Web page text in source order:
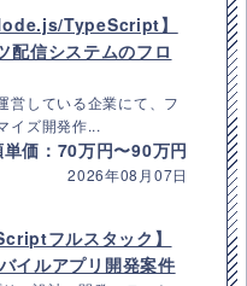
TypeScript】
配信システムのフロ
営している企業にて、フ
イズ開発作...
単価：70万円〜90万円
2026年08月07日
フルスタック】
イルアプリ開発案件